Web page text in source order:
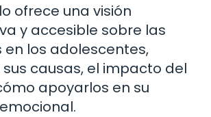
ofrece una visión
y accesible sobre las
en los adolescentes,
causas, el impacto del
apoyarlos en su